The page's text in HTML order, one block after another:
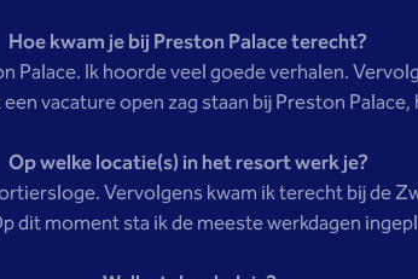
Hoe kwam je bij Preston Palace terecht?
Palace. Ik hoorde veel goede verhalen.
vacature open zag staan bij Preston
Op welke locatie(s) in het resort werk je?
Vervolgens kwam ik terecht bij de
dit moment sta ik de meeste werkdagen